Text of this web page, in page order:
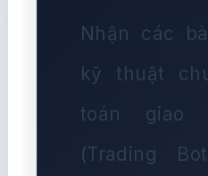
Nhận các
kỹ thuật
toán giao
(Trading